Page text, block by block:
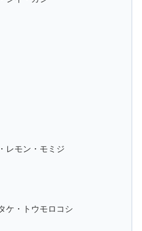
レモン・モミジ
ケ・トウモロコシ